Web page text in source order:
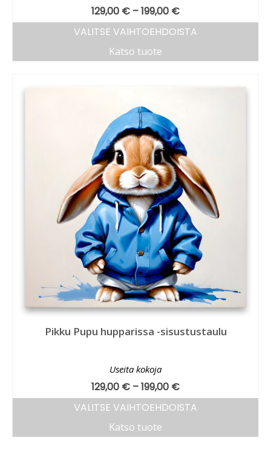
129,00 € –199,00 €
VALITSE VAIHTOEHDOISTA
Katso tuote
Pikku Pupu hupparissa -sisustustaulu
Useita kokoja
129,00 € –199,00 €
VALITSE VAIHTOEHDOISTA
Katso tuote